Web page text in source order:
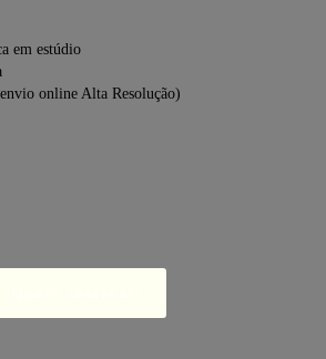
em estúdio
online Alta Resolução)